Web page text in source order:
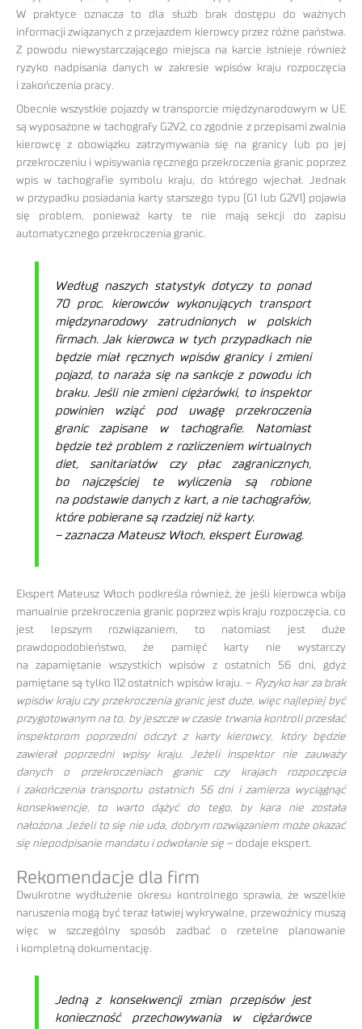
W praktyce oznacza to dla służb brak dostępu do ważnych
informacji związanych z przejazdem kierowcy przez różne państwa.
Z powodu niewystarczającego miejsca na karcie istnieje również
ryzyko nadpisania danych w zakresie wpisów kraju rozpoczęcia
i zakończenia pracy.
Obecnie wszystkie pojazdy w transporcie międzynarodowym w UE
są wyposażone w tachografy G2V2, co zgodnie z przepisami zwalnia
kierowcę z obowiązku zatrzymywania się na granicy lub po jej
przekroczeniu i wpisywania ręcznego przekroczenia granic poprzez
wpis w tachografie symbolu kraju, do którego wjechał. Jednak
w przypadku posiadania karty starszego typu (G1 lub G2V1) pojawia
się problem, ponieważ karty te nie mają sekcji do zapisu
automatycznego przekroczenia granic.
Według naszych statystyk dotyczy to ponad
70 proc. kierowców wykonujących transport
międzynarodowy zatrudnionych w polskich
firmach. Jak kierowca w tych przypadkach nie
będzie miał ręcznych wpisów granicy i zmieni
pojazd, to naraża się na sankcje z powodu ich
braku. Jeśli nie zmieni ciężarówki, to inspektor
powinien wziąć pod uwagę przekroczenia
granic zapisane w tachografie. Natomiast
będzie też problem z rozliczeniem wirtualnych
diet, sanitariatów czy płac zagranicznych,
bo najczęściej te wyliczenia są robione
na podstawie danych z kart, a nie tachografów,
które pobierane są rzadziej niż karty.
– zaznacza Mateusz Włoch, ekspert Eurowag.
Ekspert Mateusz Włoch podkreśla również, że jeśli kierowca wbija
manualnie przekroczenia granic poprzez wpis kraju rozpoczęcia, co
jest lepszym rozwiązaniem, to natomiast jest duże
prawdopodobieństwo, że pamięć karty nie wystarczy
na zapamiętanie wszystkich wpisów z ostatnich 56 dni, gdyż
pamiętane są tylko 112 ostatnich wpisów kraju. – Ryzyko kar za brak
wpisów kraju czy przekroczenia granic jest duże, więc najlepiej być
przygotowanym na to, by jeszcze w czasie trwania kontroli przesłać
inspektorom poprzedni odczyt z karty kierowcy, który będzie
zawierał poprzedni wpisy kraju. Jeżeli inspektor nie zauważy
danych o przekroczeniach granic czy krajach rozpoczęcia
i zakończenia transportu ostatnich 56 dni i zamierza wyciągnąć
konsekwencje, to warto dążyć do tego, by kara nie została
nałożona. Jeżeli to się nie uda, dobrym rozwiązaniem może okazać
się niepodpisanie mandatu i odwołanie się – dodaje ekspert.
Rekomendacje dla firm
Dwukrotne wydłużenie okresu kontrolnego sprawia, że wszelkie
naruszenia mogą być teraz łatwiej wykrywalne, przewoźnicy muszą
więc w szczególny sposób zadbać o rzetelne planowanie
i kompletną dokumentację.
Jedną z konsekwencji zmian przepisów jest
konieczność przechowywania w ciężarówce